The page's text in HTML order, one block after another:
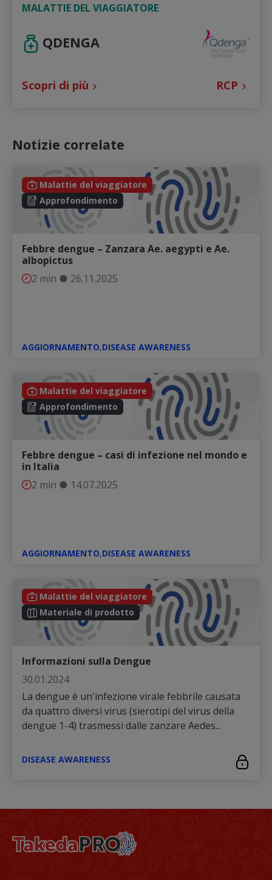
MALATTIE DEL VIAGGIATORE
QDENGA
Scopri di più RCP
Notizie correlate
Malattie del viaggiatore
Approfondimento
Febbre dengue – Zanzara Ae. aegypti e Ae.
albopictus
2 min ● 26.11.2025
AGGIORNAMENTO,DISEASE AWARENESS
Malattie del viaggiatore
Approfondimento
Febbre dengue – casi di infezione nel mondo e
in Italia
2 min ● 14.07.2025
AGGIORNAMENTO,DISEASE AWARENESS
Malattie del viaggiatore
Materiale di prodotto
Informazioni sulla Dengue
30.01.2024
La dengue è un'infezione virale febbrile causata
da quattro diversi virus (sierotipi del virus della
dengue 1-4) trasmessi dalle zanzare Aedes...
DISEASE AWARENESS